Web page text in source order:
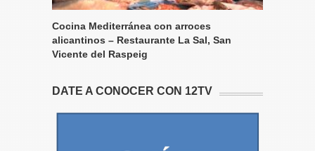
Cocina Mediterránea con arroces
alicantinos – Restaurante La Sal, San
Vicente del Raspeig
DATE A CONOCER CON 12TV